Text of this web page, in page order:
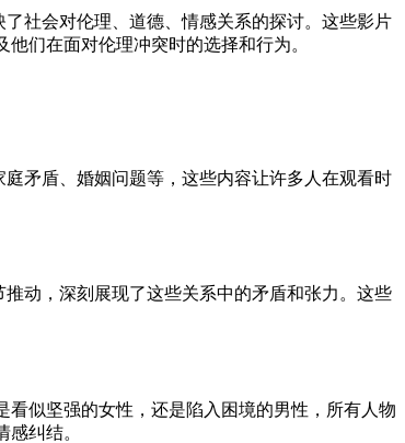
社会对伦理、道德、情感关系的探讨。这些影片
们在面对伦理冲突时的选择和行为。
矛盾、婚姻问题等，这些内容让许多人在观看时
动，深刻展现了这些关系中的矛盾和张力。这些
似坚强的女性，还是陷入困境的男性，所有人物
纠结。